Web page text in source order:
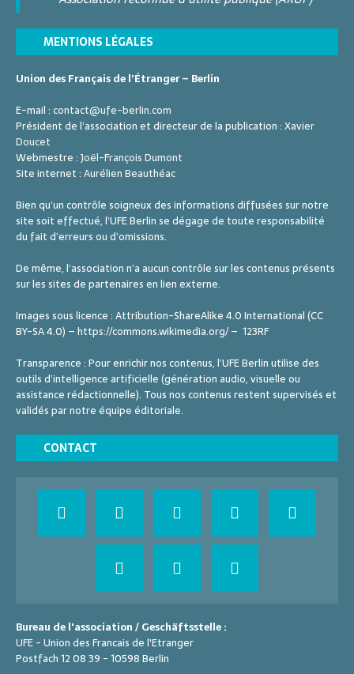
MENTIONS LÉGALES
Union des Français de l’Étranger – Berlin
E-mail :contact@ufe-berlin.com
Président de l’association et directeur de la publication :Xavier
Doucet
Webmestre :Joël-François Dumont
Site internet :Aurélien Beauthéac
Bien qu’un contrôle soigneux des informations diffusées sur notre
site soit effectué, l’UFE Berlin se dégage de toute responsabilité
du fait d’erreurs ou d’omissions.
De même, l’association n’a aucun contrôle sur les contenus présents
sur les sites de partenaires en lien externe.
Images sous licence : Attribution-ShareAlike 4.0 International (CC
BY-SA 4.0) – https://commons.wikimedia.org/ – 123RF
Transparence : Pour enrichir nos contenus, l’UFE Berlin utilise des
outils d’intelligence artificielle (génération audio, visuelle ou
assistance rédactionnelle). Tous nos contenus restent supervisés et
validés par notre équipe éditoriale.
CONTACT
Bureau de l'association / Geschäftsstelle :
UFE - Union des Francais de l'Etranger
Postfach 12 08 39 - 10598 Berlin